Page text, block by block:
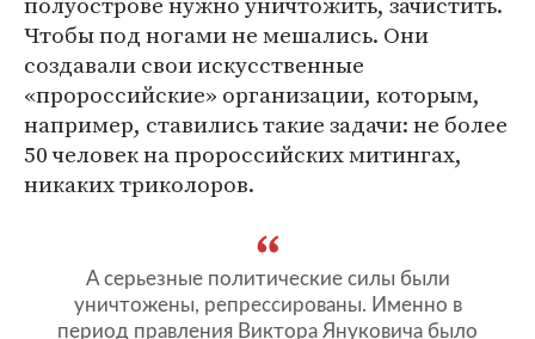
Чтобы под ногами не мешались. Они
создавали свои искусственные
«пророссийские» организации, которым,
например, ставились такие задачи: не более
50 человек на пророссийских митингах,
никаких триколоров.
А серьезные политические силы были
уничтожены, репрессированы. Именно в
период правления Виктора Януковича было